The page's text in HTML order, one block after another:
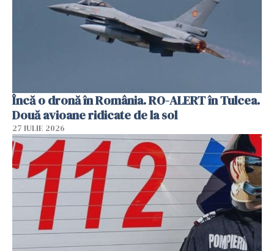
Încă o dronă în România. RO-ALERT în Tulcea.
Două avioane ridicate de la sol
27 IULIE 2026